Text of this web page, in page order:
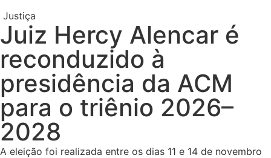
Justiça
Juiz Hercy Alencar é
reconduzido à
presidência da ACM
para o triênio 2026–
2028
A eleição foi realizada entre os dias 11 e 14 de novembro